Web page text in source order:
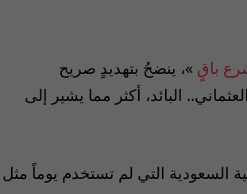
باقٍ »، ينضحُ بتهديدٍ صريح
العثماني.. البائد، أكثر مما يشير إلى
السعودية التي لم تستخدم يوماً مثل